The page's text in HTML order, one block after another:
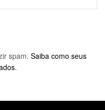
spam. Saiba como seus
.